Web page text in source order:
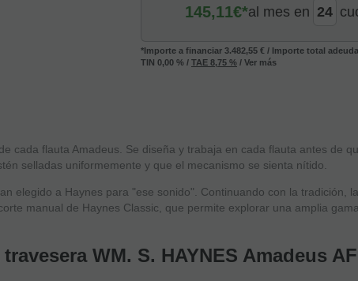
145,11€*al mes en
*Importe a financiar 3.482,55 € / Importe total
TIN 0,00 % / TAE 8,75 % / Ver más
cada flauta Amadeus. Se diseña y trabaja en cada flauta antes de
selladas uniformemente y que el mecanismo se sienta nítido.
elegido a Haynes para "ese sonido". Continuando con la tradición,
manual de Haynes Classic, que permite explorar una amplia
WM. S. HAYNES Amadeus